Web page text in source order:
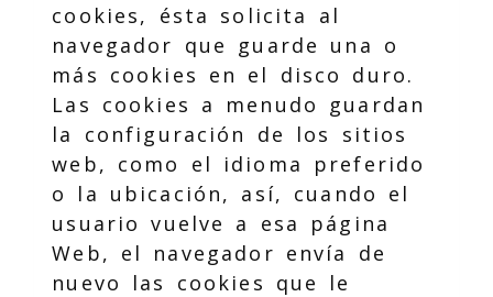
cookies, ésta solicita al
navegador que guarde una o
más cookies en el disco duro.
Las cookies a menudo guardan
la configuración de los sitios
web, como el idioma preferido
o la ubicación, así, cuando el
usuario vuelve a esa página
Web, el navegador envía de
nuevo las cookies que le